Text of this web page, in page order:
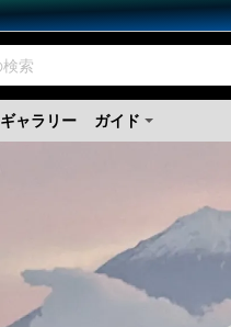
ギャラリー ガイド